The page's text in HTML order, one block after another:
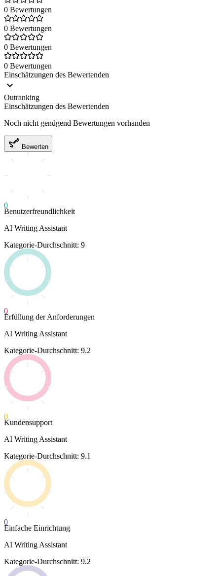
0 Bewertungen
0 Bewertungen
0 Bewertungen
0 Bewertungen
Einschätzungen des Bewertenden
Outranking
Einschätzungen des Bewertenden
Noch nicht genügend Bewertungen vorhanden
Bewerten
0
Benutzerfreundlichkeit
AI Writing Assistant
Kategorie-Durchschnitt: 9
0
Erfüllung der Anforderungen
AI Writing Assistant
Kategorie-Durchschnitt: 9.2
0
Kundensupport
AI Writing Assistant
Kategorie-Durchschnitt: 9.1
0
Einfache Einrichtung
AI Writing Assistant
Kategorie-Durchschnitt: 9.2